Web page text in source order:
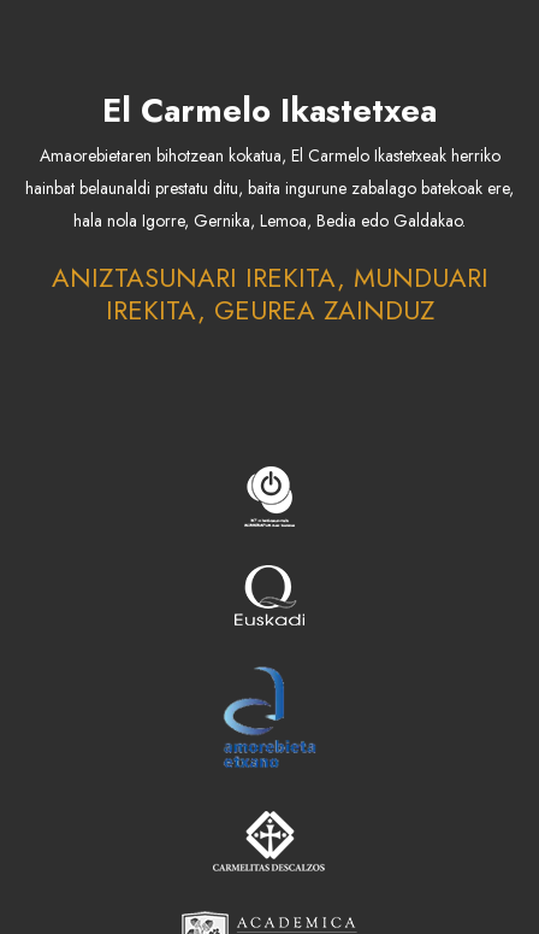
El Carmelo Ikastetxea
Amaorebietaren bihotzean kokatua, El Carmelo Ikastetxeak herriko
hainbat belaunaldi prestatu ditu, baita ingurune zabalago batekoak ere,
hala nola Igorre, Gernika, Lemoa, Bedia edo Galdakao.
ANIZTASUNARI IREKITA, MUNDUARI
IREKITA, GEUREA ZAINDUZ